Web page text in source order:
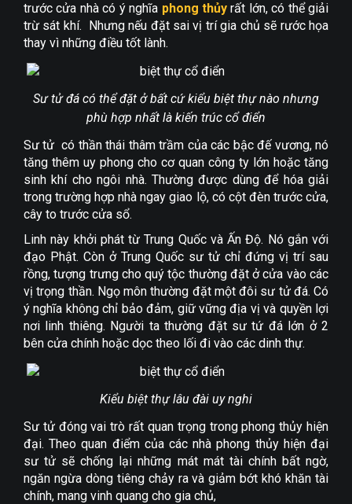
trước cửa nhà có ý nghĩa phong thủyrất lớn, có thể giải
trừ sát khí. Nhưng nếu đặt sai vị trí gia chủ sẽ rước họa
thay vì những điều tốt lành.
Sư tử đá có thể đặt ở bất cứ kiểu biệt thự nào nhưng
phù hợp nhất là kiến trúc cổ điển
Sư tử có thần thái thâm trầm của các bậc đế vương, nó
tăng thêm uy phong cho cơ quan công ty lớn hoặc tăng
sinh khí cho ngôi nhà. Thường được dùng để hóa giải
trong trường hợp nhà ngay giao lộ, có cột đèn trước cửa,
cây to trước cửa sổ.
Linh này khởi phát từ Trung Quốc và Ấn Độ. Nó gắn với
đạo Phật. Còn ở Trung Quốc sư tử chỉ đứng vị trí sau
rồng, tượng trưng cho quý tộc thường đặt ở cửa vào các
vị trọng thần. Ngọ môn thường đặt một đôi sư tử đá. Có
ý nghĩa không chỉ bảo đảm, giữ vững địa vị và quyền lợi
nơi linh thiêng. Người ta thường đặt sư tứ đá lớn ở 2
bên cửa chính hoặc dọc theo lối đi vào các dinh thự.
Kiểu biệt thự lâu đài uy nghi
Sư tử đóng vai trò rất quan trọng trong phong thủy hiện
đại. Theo quan điểm của các nhà phong thủy hiện đại
sư tử sẽ chống lại những mát mát tài chính bất ngờ,
ngăn ngừa dòng tiêng chảy ra và giảm bớt khó khăn tài
chính, mang vinh quang cho gia chủ,